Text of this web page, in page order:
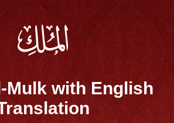
Mulk with English